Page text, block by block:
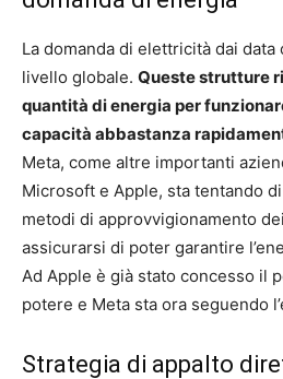
La domanda di elettricità dai
livello globale. Queste strutture
quantità di energia per
capacità abbastanza
Meta, come altre importanti
Microsoft e Apple, sta tentando
metodi di approvvigionamento
assicurarsi di poter garantire
Ad Apple è già stato concesso il
potere e Meta sta ora seguendo
Strategia di appalto